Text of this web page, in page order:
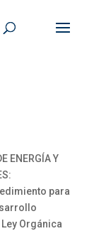
ENERGÍA Y
para
Orgánica